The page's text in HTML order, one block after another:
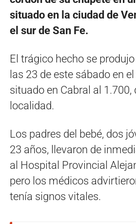
situado en la ciudad de
el sur de San Fe.
El trágico hecho se
las 23 de este sábado en
situado en Cabral al 1.700,
localidad.
Los padres del bebé, dos
23 años, llevaron de
al Hospital Provincial
pero los médicos
tenía signos vitales.